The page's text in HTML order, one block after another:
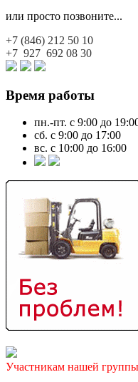
или просто позвоните...
+7 (846) 212 50 10
+7 927 692 08 30
Время работы
пн.-пт. с 9:00 до
сб. с 9:00 до 17:00
вс. с 10:00 до 16:00
Участникам нашей